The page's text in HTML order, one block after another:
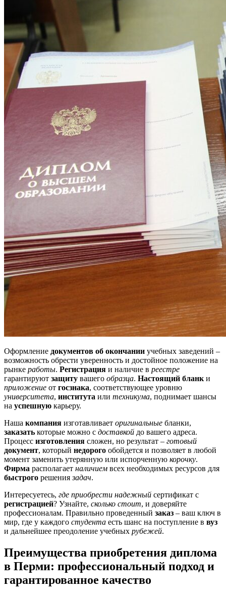
Оформление документов об окончании учебных заведений –
возможность обрести уверенность и достойное положение на
рынке работы. Регистрация и наличие в реестре
гарантируют защиту вашего образца. Настоящий бланк и
приложение от госзнака, соответствующее уровню
университета, института или техникума, поднимает шансы
на успешную карьеру.
Наша компания изготавливает оригинальные бланки,
заказать которые можно с доставкой до вашего адреса.
Процесс изготовления сложен, но результат – готовый
документ, который недорого обойдется и позволяет в любой
момент заменить утерянную или испорченную корочку.
Фирма располагает наличием всех необходимых ресурсов для
быстрого решениязадач.
Интересуетесь, где приобрести надежный сертификат с
регистрацией? Узнайте, сколько стоит, и доверяйте
профессионалам. Правильно проведенный заказ – ваш ключ в
мир, где у каждого студента есть шанс на поступление в вуз
и дальнейшее преодоление учебных рубежей.
Преимущества приобретения диплома
в Перми: профессиональный подход и
гарантированное качество